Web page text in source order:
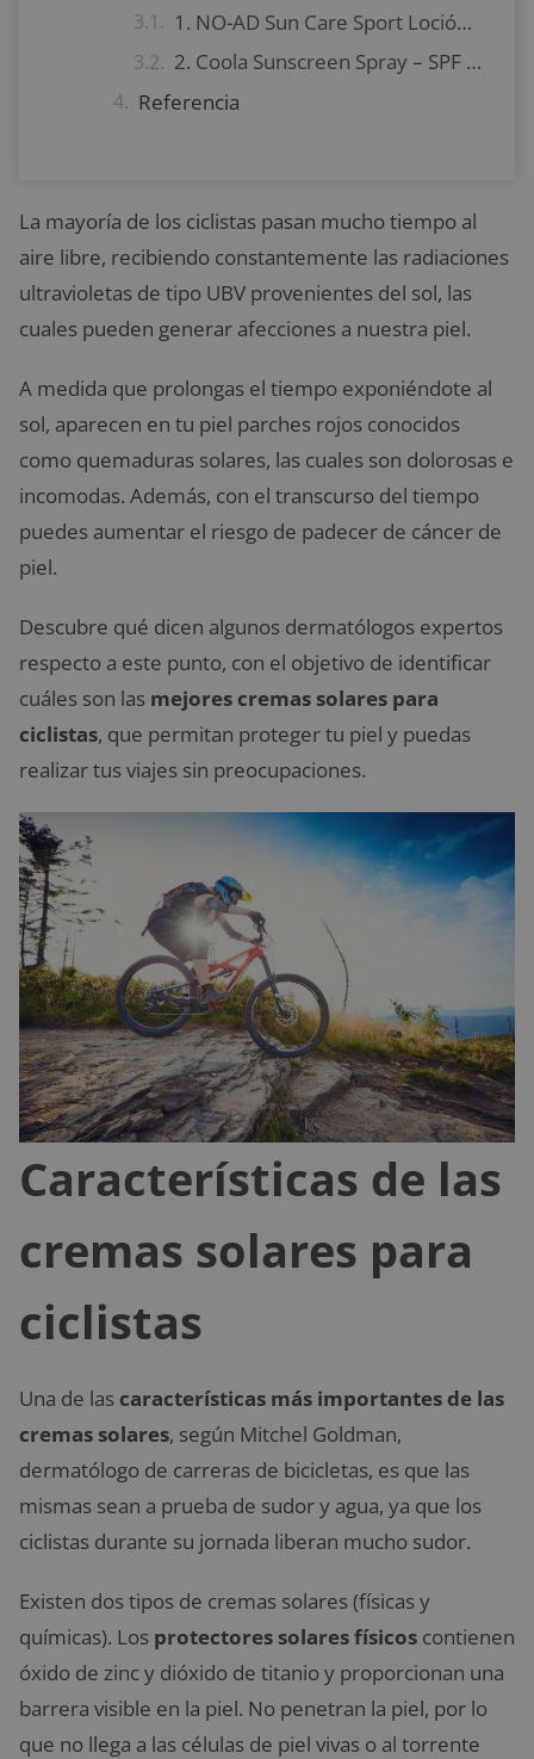
1. NO-AD Sun Care Sport Loción de protección solar – SPF 50
2. Coola Sunscreen Spray – SPF 30
Referencia
La mayoría de los ciclistas pasan mucho tiempo al
aire libre, recibiendo constantemente las radiaciones
ultravioletas de tipo UBV provenientes del sol, las
cuales pueden generar afecciones a nuestra piel.
A medida que prolongas el tiempo exponiéndote al
sol, aparecen en tu piel parches rojos conocidos
como quemaduras solares, las cuales son dolorosas e
incomodas. Además, con el transcurso del tiempo
puedes aumentar el riesgo de padecer de cáncer de
piel.
Descubre qué dicen algunos dermatólogos expertos
respecto a este punto, con el objetivo de identificar
cuáles son las mejores cremas solares para
ciclistas, que permitan proteger tu piel y puedas
realizar tus viajes sin preocupaciones.
Características de las
cremas solares para
ciclistas
Una de las características más importantes de las
cremas solares, según Mitchel Goldman,
dermatólogo de carreras de bicicletas, es que las
mismas sean a prueba de sudor y agua, ya que los
ciclistas durante su jornada liberan mucho sudor.
Existen dos tipos de cremas solares (físicas y
químicas). Los protectores solares físicos contienen
óxido de zinc y dióxido de titanio y proporcionan una
barrera visible en la piel. No penetran la piel, por lo
que no llega a las células de piel vivas o al torrente